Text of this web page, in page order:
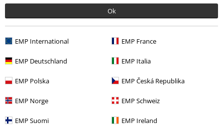
Ok
EMP International EMP France
EMP Deutschland EMP Italia
EMP Polska EMP Česká Republika
EMP Norge EMP Schweiz
EMP Suomi EMP Ireland
Kč 2.119,00
Scam Etnies Tenisky
Kč 2.179,00
SAL 23 Etnies Tenisky